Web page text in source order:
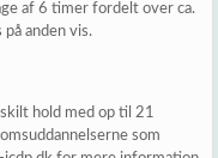
af 6 timer fordelt over ca.
anden vis.
hold med op til 21
som